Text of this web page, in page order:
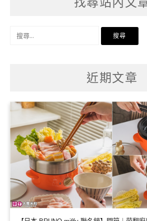
近期文章